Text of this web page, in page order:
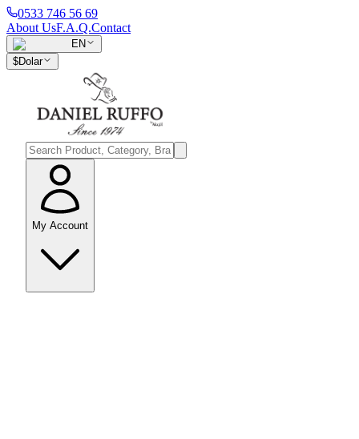
0533 746 56 69
About UsF.A.Q.Contact
EN
$Dolar
My Account